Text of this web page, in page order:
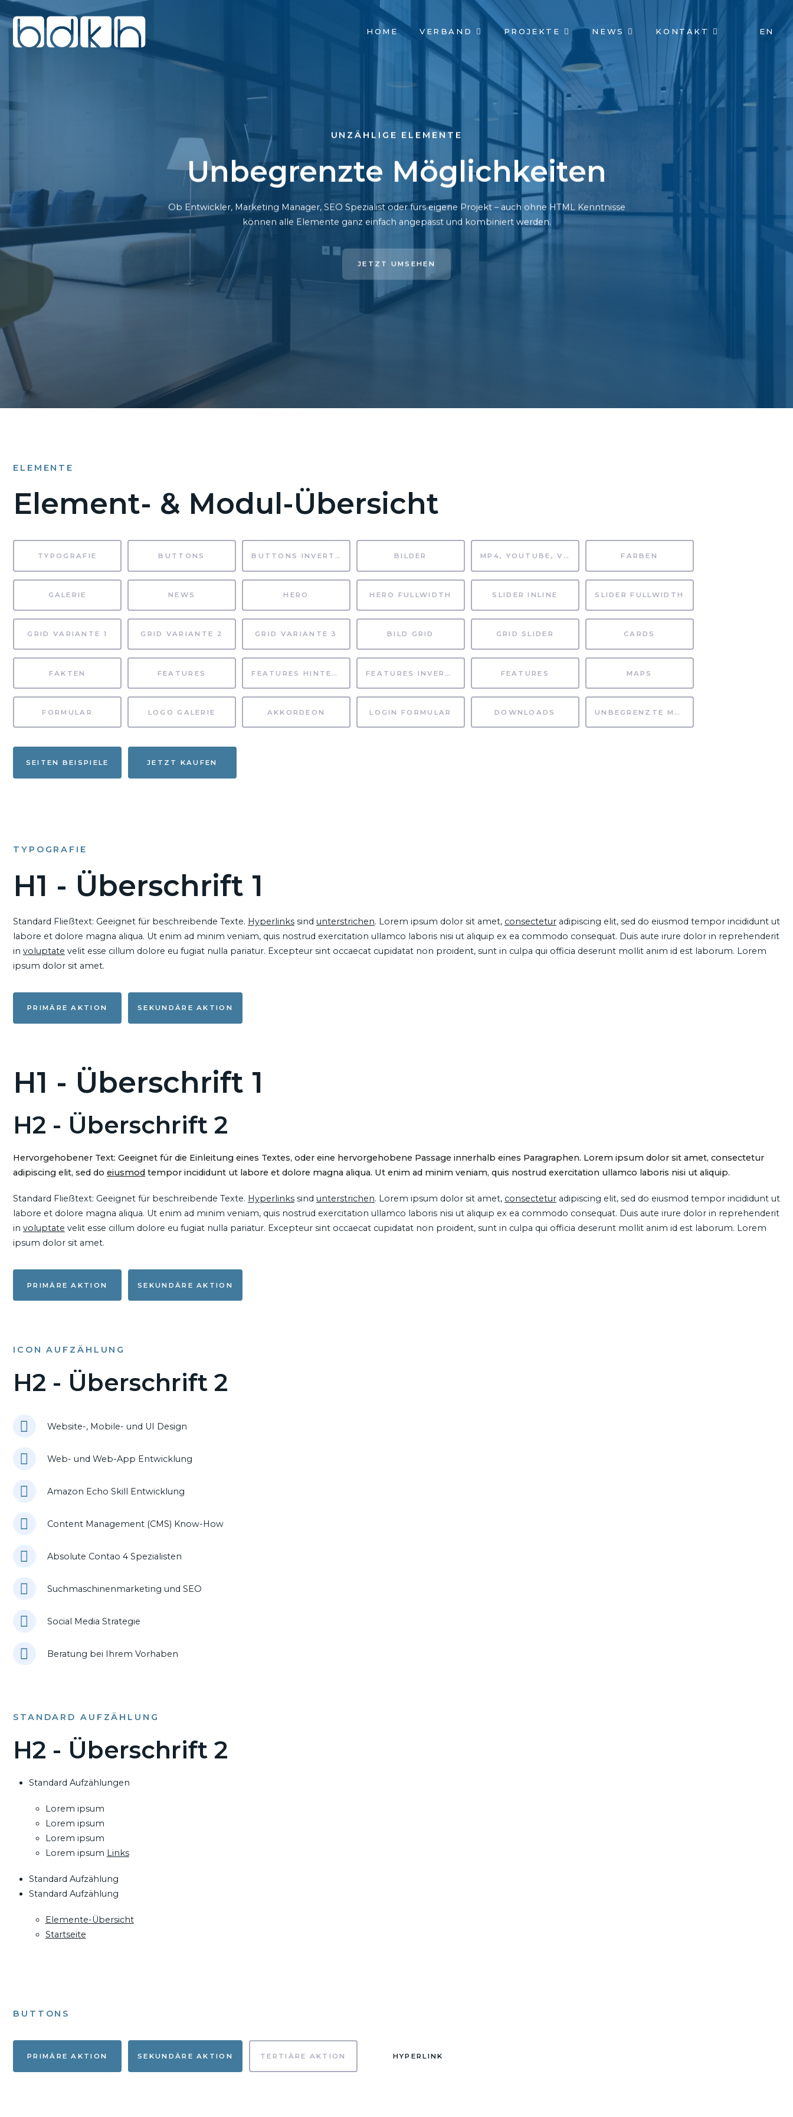
NAVIGATION
ÜBERSPRINGEN
HOME VERBAND PROJEKTE NEWS KONTAKT EN
UNZÄHLIGE ELEMENTE
Unbegrenzte Möglichkeiten
Ob Entwickler, Marketing Manager, SEO Spezialist oder fürs eigene Projekt – auch ohne HTML Kenntnisse
können alle Elemente ganz einfach angepasst und kombiniert werden.
JETZT UMSEHEN
ELEMENTE
Element- & Modul-Übersicht
TYPOGRAFIE BUTTONS BUTTONS INVERTIERT BILDER MP4, YOUTUBE, VIMEO FARBEN
GALERIE NEWS HERO HERO FULLWIDTH SLIDER INLINE SLIDER FULLWIDTH
GRID VARIANTE 1 GRID VARIANTE 2 GRID VARIANTE 3 BILD GRID GRID SLIDER CARDS
FAKTEN FEATURES FEATURES HINTERGRUND FEATURES INVERTIERT FEATURES MAPS
FORMULAR LOGO GALERIE AKKORDEON LOGIN FORMULAR DOWNLOADS UNBEGRENZTE MÖGLICHKEITEN
SEITEN BEISPIELE JETZT KAUFEN
TYPOGRAFIE
H1 - Überschrift 1
Standard Fließtext: Geeignet für beschreibende Texte. Hyperlinks sind unterstrichen. Lorem ipsum dolor sit amet, consectetur adipiscing elit, sed do eiusmod tempor incididunt ut
labore et dolore magna aliqua. Ut enim ad minim veniam, quis nostrud exercitation ullamco laboris nisi ut aliquip ex ea commodo consequat. Duis aute irure dolor in reprehenderit
in voluptate velit esse cillum dolore eu fugiat nulla pariatur. Excepteur sint occaecat cupidatat non proident, sunt in culpa qui officia deserunt mollit anim id est laborum. Lorem
ipsum dolor sit amet.
PRIMÄRE AKTION SEKUNDÄRE AKTION
H1 - Überschrift 1
H2 - Überschrift 2
Hervorgehobener Text: Geeignet für die Einleitung eines Textes, oder eine hervorgehobene Passage innerhalb eines Paragraphen. Lorem ipsum dolor sit amet, consectetur
adipiscing elit, sed do eiusmod tempor incididunt ut labore et dolore magna aliqua. Ut enim ad minim veniam, quis nostrud exercitation ullamco laboris nisi ut aliquip.
Standard Fließtext: Geeignet für beschreibende Texte. Hyperlinks sind unterstrichen. Lorem ipsum dolor sit amet, consectetur adipiscing elit, sed do eiusmod tempor incididunt ut
labore et dolore magna aliqua. Ut enim ad minim veniam, quis nostrud exercitation ullamco laboris nisi ut aliquip ex ea commodo consequat. Duis aute irure dolor in reprehenderit
in voluptate velit esse cillum dolore eu fugiat nulla pariatur. Excepteur sint occaecat cupidatat non proident, sunt in culpa qui officia deserunt mollit anim id est laborum. Lorem
ipsum dolor sit amet.
PRIMÄRE AKTION SEKUNDÄRE AKTION
ICON AUFZÄHLUNG
H2 - Überschrift 2
Website-, Mobile- und UI Design
Web- und Web-App Entwicklung
Amazon Echo Skill Entwicklung
Content Management (CMS) Know-How
Absolute Contao 4 Spezialisten
Suchmaschinenmarketing und SEO
Social Media Strategie
Beratung bei Ihrem Vorhaben
STANDARD AUFZÄHLUNG
H2 - Überschrift 2
Standard Aufzählungen
Lorem ipsum
Lorem ipsum
Lorem ipsum
Lorem ipsum Links
Standard Aufzählung
Standard Aufzählung
Elemente-Übersicht
Startseite
BUTTONS
PRIMÄRE AKTION SEKUNDÄRE AKTION TERTIÄRE AKTION HYPERLINK